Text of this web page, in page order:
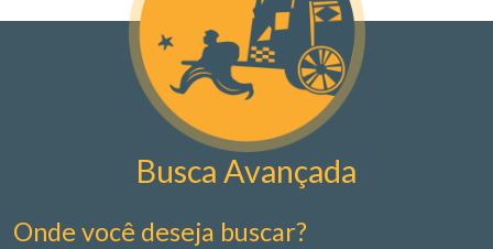
Busca Avançada
Onde você deseja buscar?